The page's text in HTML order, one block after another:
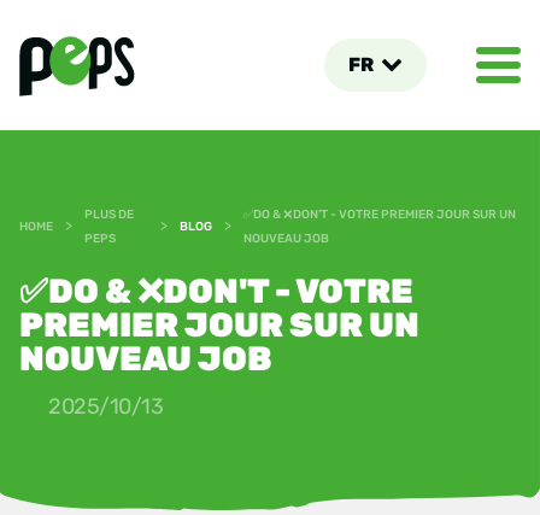
FR
✅DO & ❌DON'T - VOTRE
PREMIER JOUR SUR UN
NOUVEAU JOB
HOME >
PLUS DE
PEPS
> BLOG >
✅DO & ❌DON'T - VOTRE PREMIER JOUR SUR UN
NOUVEAU JOB
2025/10/13